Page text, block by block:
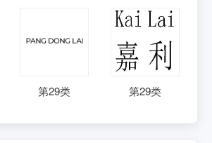
第29类 第29类